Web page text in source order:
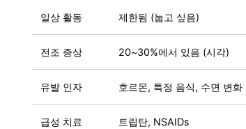
일상 활동 제한됨 (눕고 싶음)
전조 증상 20~30%에서 있음 (시각)
유발 인자 호르몬, 특정 음식, 수면 변화
급성 치료 트립탄, NSAIDs